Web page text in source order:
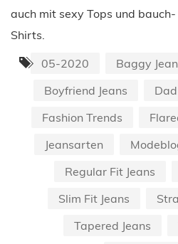
auch mit sexy Tops und
Shirts.
05-2020
Baggy
Boyfriend Jeans
Fashion Trends
Jeansarten
Regular Fit Jeans
Slim Fit Jeans
Tapered Jeans